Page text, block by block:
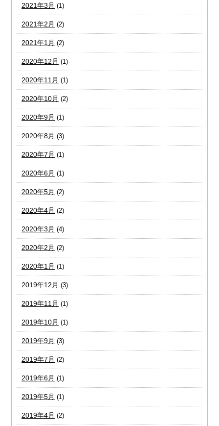
2021年3月 (1)
2021年2月 (2)
2021年1月 (2)
2020年12月 (1)
2020年11月 (1)
2020年10月 (2)
2020年9月 (1)
2020年8月 (3)
2020年7月 (1)
2020年6月 (1)
2020年5月 (2)
2020年4月 (2)
2020年3月 (4)
2020年2月 (2)
2020年1月 (1)
2019年12月 (3)
2019年11月 (1)
2019年10月 (1)
2019年9月 (3)
2019年7月 (2)
2019年6月 (1)
2019年5月 (1)
2019年4月 (2)